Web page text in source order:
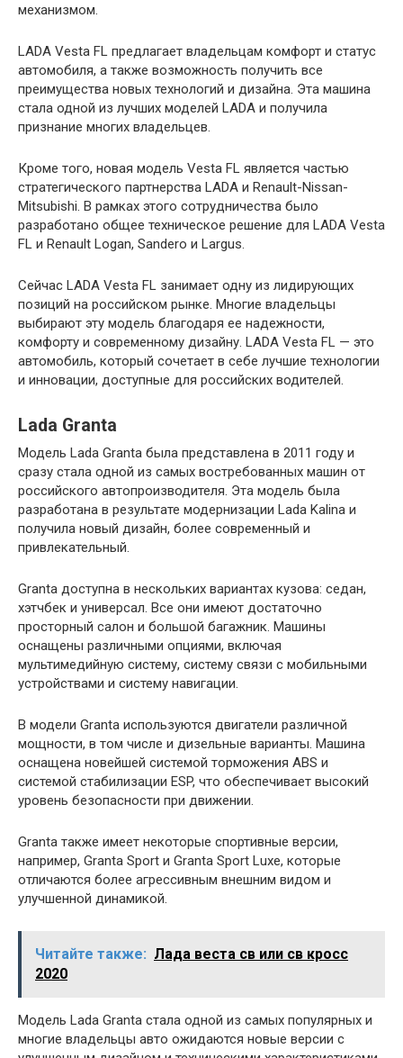
механизмом.
LADA Vesta FL предлагает владельцам комфорт и статус
автомобиля, а также возможность получить все
преимущества новых технологий и дизайна. Эта машина
стала одной из лучших моделей LADA и получила
признание многих владельцев.
Кроме того, новая модель Vesta FL является частью
стратегического партнерства LADA и Renault-Nissan-
Mitsubishi. В рамках этого сотрудничества было
разработано общее техническое решение для LADA Vesta
FL и Renault Logan, Sandero и Largus.
Сейчас LADA Vesta FL занимает одну из лидирующих
позиций на российском рынке. Многие владельцы
выбирают эту модель благодаря ее надежности,
комфорту и современному дизайну. LADA Vesta FL — это
автомобиль, который сочетает в себе лучшие технологии
и инновации, доступные для российских водителей.
Lada Granta
Модель Lada Granta была представлена в 2011 году и
сразу стала одной из самых востребованных машин от
российского автопроизводителя. Эта модель была
разработана в результате модернизации Lada Kalina и
получила новый дизайн, более современный и
привлекательный.
Granta доступна в нескольких вариантах кузова: седан,
хэтчбек и универсал. Все они имеют достаточно
просторный салон и большой багажник. Машины
оснащены различными опциями, включая
мультимедийную систему, систему связи с мобильными
устройствами и систему навигации.
В модели Granta используются двигатели различной
мощности, в том числе и дизельные варианты. Машина
оснащена новейшей системой торможения ABS и
системой стабилизации ESP, что обеспечивает высокий
уровень безопасности при движении.
Granta также имеет некоторые спортивные версии,
например, Granta Sport и Granta Sport Luxe, которые
отличаются более агрессивным внешним видом и
улучшенной динамикой.
Читайте также: Лада веста св или св кросс
2020
Модель Lada Granta стала одной из самых популярных и
многие владельцы авто ожидаются новые версии с